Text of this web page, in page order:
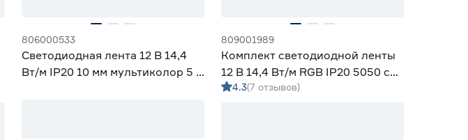
806000533
Светодиодная лента 12 В 14,4
Вт/м IP20 10 мм мультиколор 5 м
809001989
Комплект светодиодной ленты
12 В 14,4 Вт/м RGB IP20 5050 с
пультом ДУ 5 м ЭРА
4.3(7 отзывов)